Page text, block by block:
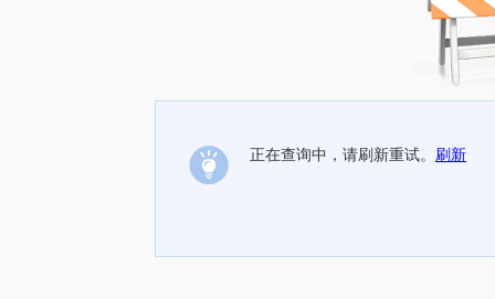
正在查询中，请刷新重试。 刷新